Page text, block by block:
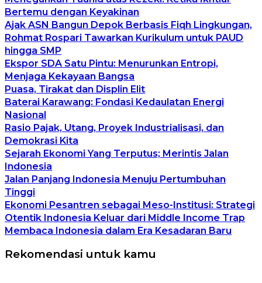
Bertemu dengan Keyakinan
Ajak ASN Bangun Depok Berbasis Fiqh Lingkungan,
Rohmat Rospari Tawarkan Kurikulum untuk PAUD
hingga SMP
Ekspor SDA Satu Pintu: Menurunkan Entropi,
Menjaga Kekayaan Bangsa
Puasa, Tirakat dan Displin Elit
Baterai Karawang: Fondasi Kedaulatan Energi
Nasional
Rasio Pajak, Utang, Proyek Industrialisasi, dan
Demokrasi Kita
Sejarah Ekonomi Yang Terputus; Merintis Jalan
Indonesia
Jalan Panjang Indonesia Menuju Pertumbuhan
Tinggi
Ekonomi Pesantren sebagai Meso-Institusi: Strategi
Otentik Indonesia Keluar dari Middle Income Trap
Membaca Indonesia dalam Era Kesadaran Baru
Rekomendasi untuk kamu